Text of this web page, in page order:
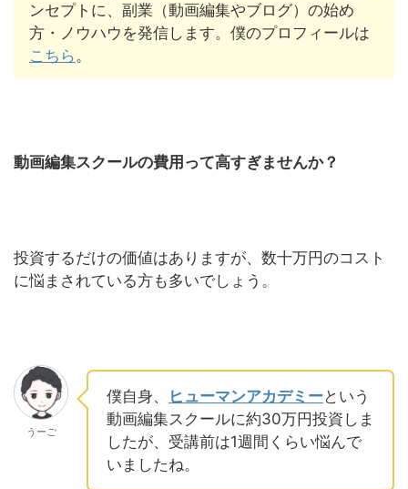
ンセプトに、副業（動画編集やブログ）の始め
方・ノウハウを発信します。僕のプロフィールは
こちら。
動画編集スクールの費用って高すぎませんか？
投資するだけの価値はありますが、数十万円のコスト
に悩まされている方も多いでしょう。
うーご
僕自身、 ヒューマンアカデミーという
動画編集スクールに約30万円投資しま
したが、受講前は1週間くらい悩んで
いましたね。